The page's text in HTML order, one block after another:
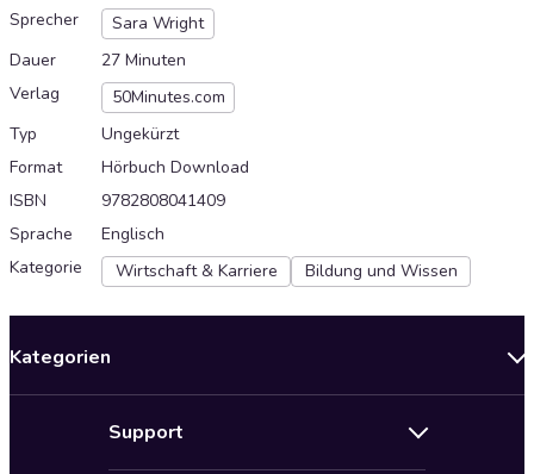
Sprecher
Sara Wright
Dauer
27 Minuten
Verlag
50Minutes.com
Typ
Ungekürzt
Format
Hörbuch Download
ISBN
9782808041409
Sprache
Englisch
Kategorie
Wirtschaft & Karriere Bildung und Wissen
Kategorien
Support